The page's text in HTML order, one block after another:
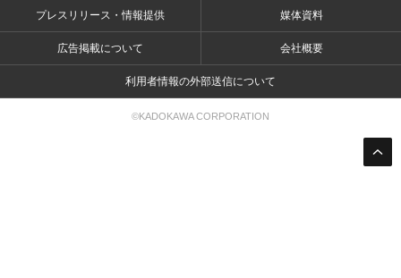
プレスリリース・情報提供 媒体資料
広告掲載について 会社概要
利用者情報の外部送信について
©KADOKAWA CORPORATION